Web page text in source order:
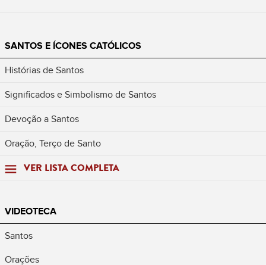
SANTOS E ÍCONES CATÓLICOS
Histórias de Santos
Significados e Simbolismo de Santos
Devoção a Santos
Oração, Terço de Santo
VER LISTA COMPLETA
VIDEOTECA
Santos
Orações